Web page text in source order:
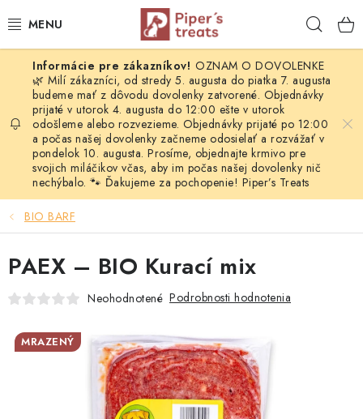
na
NAŠE SPRÁVY
PIPER'S NOVINKY
BARF PRE PSOV
BARF PRE MAČKY
MRAZOM SUŠENÉ PAMLSKY
SUŠENÉ KOMPLETNÉ MENU
Vernostný program a zľavy
Obchodné podmienky
OZNAM O DOVOLENKE
🌿 Milí zákazníci, od stredy 5. augusta do piatka 7. augusta
budeme mať z dôvodu dovolenky zatvorené. Objednávky
prijaté v utorok 4. augusta do 12:00 ešte v utorok
odošleme alebo rozvezieme. Objednávky prijaté po 12:00
a počas našej dovolenky začneme odosielať a rozvážať v
pondelok 10. augusta. Prosíme, objednajte krmivo pre
svojich miláčikov včas, aby im počas našej dovolenky nič
nechýbalo. 🐾 Ďakujeme za pochopenie! Piper’s Treats
BIO BARF
PAEX – BIO Kurací mix
Neohodnotené Podrobnosti hodnotenia
MRAZENÝ